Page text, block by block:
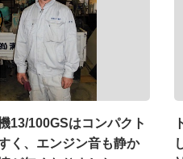
13/100GSはコンパクト
く、エンジン音も静か